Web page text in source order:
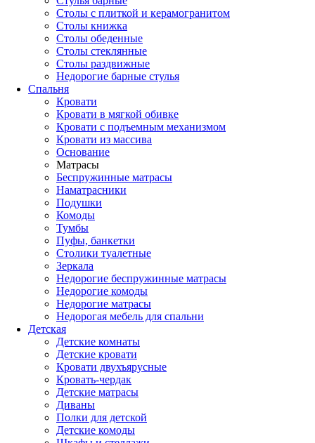
Столы с плиткой и керамогранитом
Столы книжка
Столы обеденные
Столы стеклянные
Столы раздвижные
Недорогие барные стулья
Спальня
Кровати
Кровати в мягкой обивке
Кровати с подъемным механизмом
Кровати из массива
Основание
Матрасы
Беспружинные матрасы
Наматрасники
Подушки
Комоды
Тумбы
Пуфы, банкетки
Столики туалетные
Зеркала
Недорогие беспружинные матрасы
Недорогие комоды
Недорогие матрасы
Недорогая мебель для спальни
Детская
Детские комнаты
Детские кровати
Кровати двухъярусные
Кровать-чердак
Детские матрасы
Диваны
Полки для детской
Детские комоды